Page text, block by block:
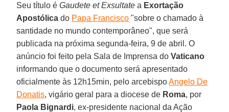
Seu título éGaudete et Exsultate a Exortação
Apostólica do Papa Francisco "sobre o chamado à
santidade no mundo contemporâneo", que será
publicada na próxima segunda-feira, 9 de abril. O
anúncio foi feito pela Sala de Imprensa doVaticano
informando que o documento será apresentado
oficialmente às 12h15min, pelo arcebispoAngelo De
Donatis, vigário geral para a diocese de Roma, por
Paola Bignardi, ex-presidente nacional da Ação